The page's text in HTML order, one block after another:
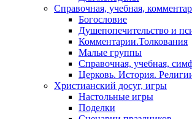
Справочная, учебная,
Богословие
Душепопечительство и
Комментарии.Толкования
Малые группы
Справочная, учебная,
Церковь. История.
Христианский досуг, игры
Настольные игры
Поделки